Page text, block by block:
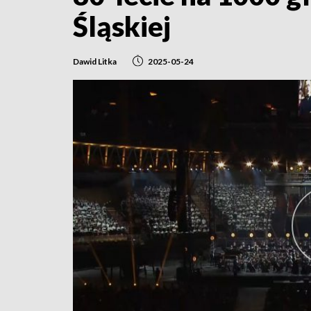
Śląskiej
Dawid Litka 2025-05-24